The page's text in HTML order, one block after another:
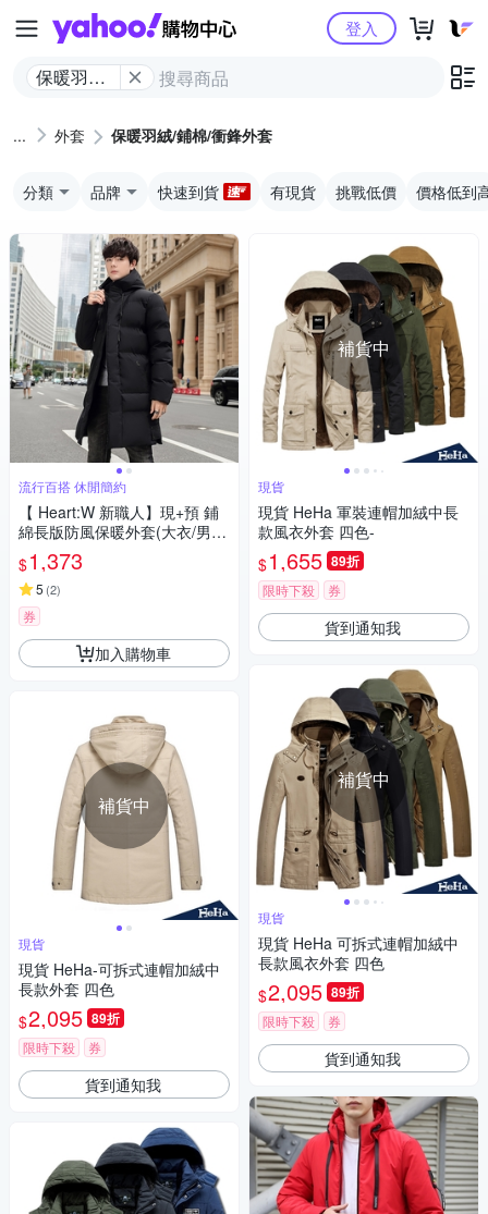
Yahoo購物中心
保暖​羽絨/​
外套
登入
外套 保暖​羽絨/​鋪​棉​/​衝鋒​外套
分類 品牌 快速到貨 有現貨 挑戰低價 價格低到
流行百搭 休閒簡約
【 Heart:W 新職人】現+預 鋪
綿長版防風保暖外套(大衣/男外
套/連帽外套)
$1,373
5 (2)
券
加入購物車
補貨中
現貨
現貨 HeHa-可拆式連帽加絨中
長款外套 四色
$2,095 89折
限時下殺 券
貨到通知我
補貨中
現貨
現貨 HeHa 軍裝連帽加絨中長
款風衣外套 四色-
$1,655 89折
限時下殺 券
貨到通知我
補貨中
現貨
現貨 HeHa 可拆式連帽加絨中
長款風衣外套 四色
$2,095 89折
限時下殺 券
貨到通知我